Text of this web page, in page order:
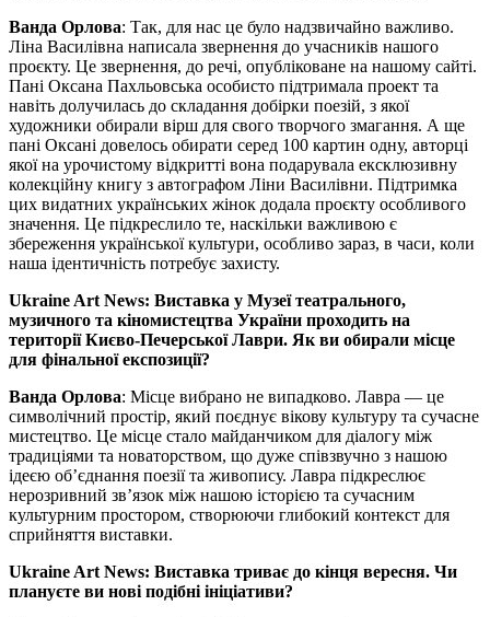
Ванда Орлова: Так, для нас це було надзвичайно важливо.
Ліна Василівна написала звернення до учасників нашого
проєкту. Це звернення, до речі, опубліковане на нашому сайті.
Пані Оксана Пахльовська особисто підтримала проект та
навіть долучилась до складання добірки поезій, з якої
художники обирали вірш для свого творчого змагання. А ще
пані Оксані довелось обирати серед 100 картин одну, авторці
якої на урочистому відкритті вона подарувала ексклюзивну
колекційну книгу з автографом Ліни Василівни. Підтримка
цих видатних українських жінок додала проєкту особливого
значення. Це підкреслило те, наскільки важливою є
збереження української культури, особливо зараз, в часи, коли
наша ідентичність потребує захисту.
Ukraine Art News: Виставка у Музеї театрального,
музичного та кіномистецтва України проходить на
території Києво-Печерської Лаври. Як ви обирали місце
для фінальної експозиції?
Ванда Орлова: Місце вибрано не випадково. Лавра — це
символічний простір, який поєднує вікову культуру та сучасне
мистецтво. Це місце стало майданчиком для діалогу між
традиціями та новаторством, що дуже співзвучно з нашою
ідеєю об’єднання поезії та живопису. Лавра підкреслює
нерозривний зв’язок між нашою історією та сучасним
культурним простором, створюючи глибокий контекст для
сприйняття виставки.
Ukraine Art News: Виставка триває до кінця вересня. Чи
плануєте ви нові подібні ініціативи?